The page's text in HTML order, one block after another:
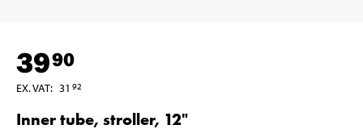
3990
EX. VAT: 31 92
Inner tube, stroller, 12"